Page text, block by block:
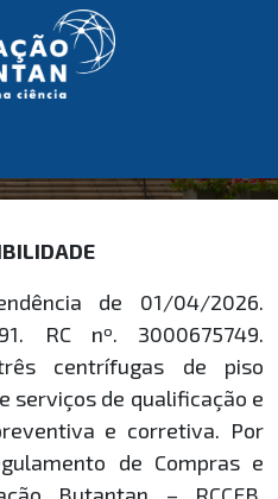
de 01/04/2026.
RC nº. 3000675749.
centrífugas de piso
serviços de qualificação e
e corretiva. Por
de Compras e